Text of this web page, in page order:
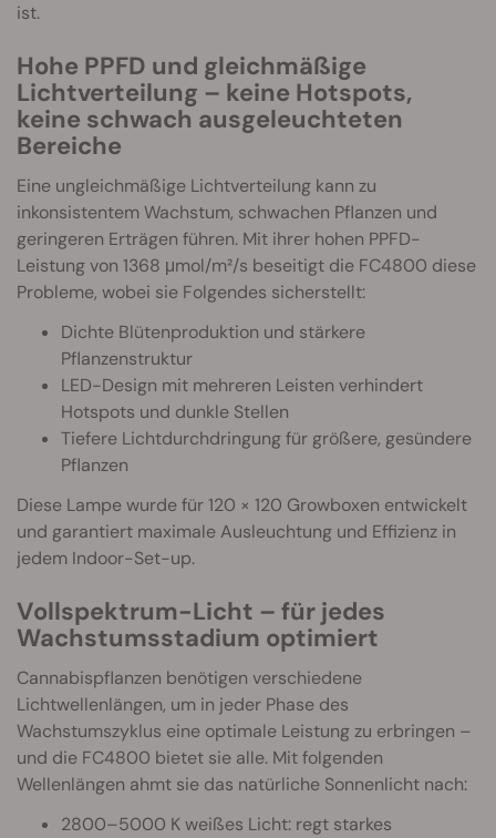
ist.
Hohe PPFD und gleichmäßige
Lichtverteilung – keine Hotspots,
keine schwach ausgeleuchteten
Bereiche
Eine ungleichmäßige Lichtverteilung kann zu
inkonsistentem Wachstum, schwachen Pflanzen und
geringeren Erträgen führen. Mit ihrer hohen PPFD-
Leistung von 1368 μmol/m²/s beseitigt die FC4800 diese
Probleme, wobei sie Folgendes sicherstellt:
Dichte Blütenproduktion und stärkere
Pflanzenstruktur
LED-Design mit mehreren Leisten verhindert
Hotspots und dunkle Stellen
Tiefere Lichtdurchdringung für größere, gesündere
Pflanzen
Diese Lampe wurde für 120 × 120 Growboxen entwickelt
und garantiert maximale Ausleuchtung und Effizienz in
jedem Indoor-Set-up.
Vollspektrum-Licht – für jedes
Wachstumsstadium optimiert
Cannabispflanzen benötigen verschiedene
Lichtwellenlängen, um in jeder Phase des
Wachstumszyklus eine optimale Leistung zu erbringen –
und die FC4800 bietet sie alle. Mit folgenden
Wellenlängen ahmt sie das natürliche Sonnenlicht nach:
2800–5000 K weißes Licht: regt starkes